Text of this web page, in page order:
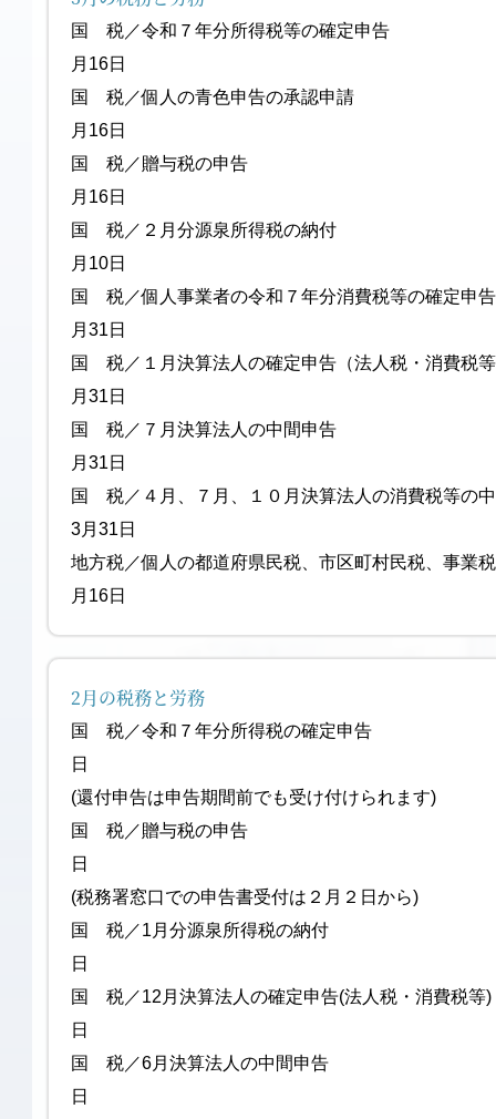
国 税／令和７年分所得税等の確
月16日
国 税／個人の青色申告
月16日
国 税／贈与税の申
月16日
国 税／２月分源泉所
月10日
国 税／個人事業者の令和７年分消
月31日
国 税／１月決算法人の確定申告（
月31日
国 税／７月決算法人
月31日
国 税／４月、７月、１０月決算法人の消費税等
3月31日
地方税／個人の都道府県民税、市区町村民税、
月16日
2月の税務と労務
国 税／令和７年分所得税の確定
日
(還付申告は申告期間前でも受け付けられます)
国 税／贈与税の申告 2
日
(税務署窓口での申告書受付は２月２日から)
国 税／1月分源泉所得
日
国 税／12月決算法人の確定申告(法
日
国 税／6月決算法人の
日